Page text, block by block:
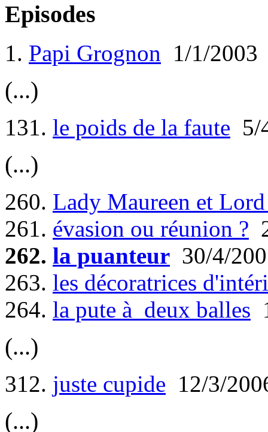
Episodes
1. Papi Grognon 1/1/2003
(...)
131. le poids de la faute 5/
(...)
260. Lady Maureen et
261. évasion ou réunion ?
262. la puanteur 30/4/
263. les décoratrices
264. la pute à deux balles
(...)
312. juste cupide 12/3/
(...)